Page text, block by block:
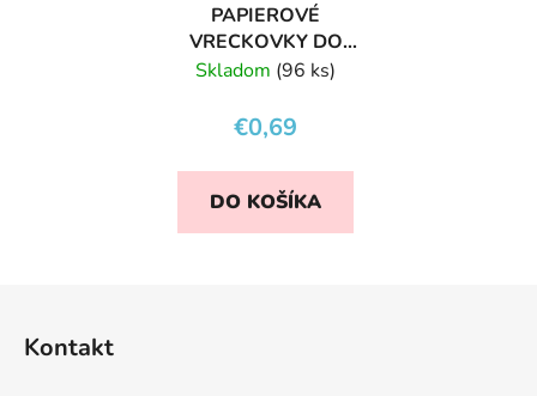
PAPIEROVÉ
VRECKOVKY DO
RUKSAČIKA
Skladom (96 ks)
€0,69
DO KOŠÍKA
Kontakt